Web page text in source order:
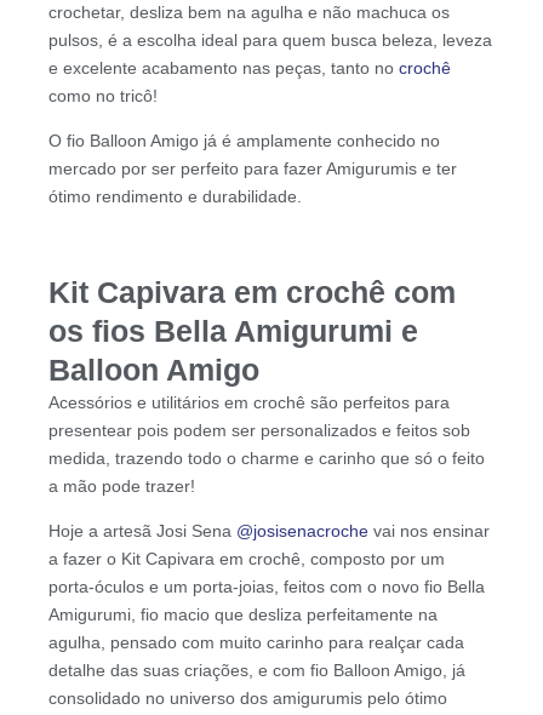
crochetar, desliza bem na agulha e não machuca os
pulsos, é a escolha ideal para quem busca beleza, leveza
e excelente acabamento nas peças, tanto no crochê
como no tricô!
O fio Balloon Amigo já é amplamente conhecido no
mercado por ser perfeito para fazer Amigurumis e ter
ótimo rendimento e durabilidade.
Kit Capivara em crochê com
os fios Bella Amigurumi e
Balloon Amigo
Acessórios e utilitários em crochê são perfeitos para
presentear pois podem ser personalizados e feitos sob
medida, trazendo todo o charme e carinho que só o feito
a mão pode trazer!
Hoje a artesã Josi Sena @josisenacroche vai nos ensinar
a fazer o Kit Capivara em crochê, composto por um
porta-óculos e um porta-joias, feitos com o novo fio Bella
Amigurumi, fio macio que desliza perfeitamente na
agulha, pensado com muito carinho para realçar cada
detalhe das suas criações, e com fio Balloon Amigo, já
consolidado no universo dos amigurumis pelo ótimo